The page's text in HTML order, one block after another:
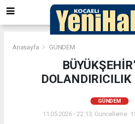
Anasayfa GÜNDEM
DOLANDIRICILIK
GÜNDEM
11.05.2026 - 22:13, Güncelleme: